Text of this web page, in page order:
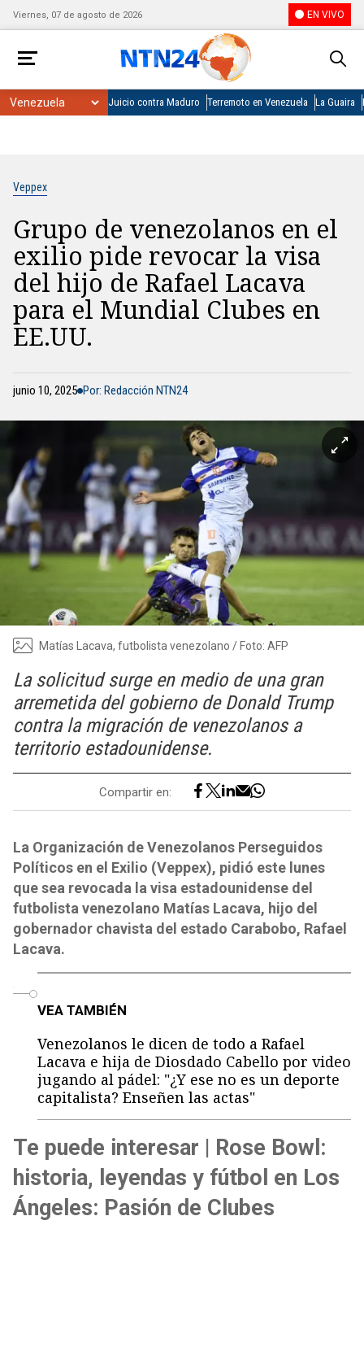
Viernes, 07 de agosto de 2026 EN VIVO
Juicio contra Maduro Terremoto en Venezuela La Guaira
Veppex
Grupo de venezolanos en el
exilio pide revocar la visa
del hijo de Rafael Lacava
para el Mundial Clubes en
EE.UU.
junio 10, 2025 Por: Redacción NTN24
Matías Lacava, futbolista venezolano / Foto: AFP
La solicitud surge en medio de una gran
arremetida del gobierno de Donald Trump
contra la migración de venezolanos a
territorio estadounidense.
Compartir en:
La Organización de Venezolanos Perseguidos
Políticos en el Exilio (Veppex), pidió este lunes
que sea revocada la visa estadounidense del
futbolista venezolano Matías Lacava, hijo del
gobernador chavista del estado Carabobo, Rafael
Lacava.
VEA TAMBIÉN
Venezolanos le dicen de todo a Rafael
Lacava e hija de Diosdado Cabello por video
jugando al pádel: "¿Y ese no es un deporte
capitalista? Enseñen las actas"
Te puede interesar | Rose Bowl:
historia, leyendas y fútbol en Los
Ángeles: Pasión de Clubes